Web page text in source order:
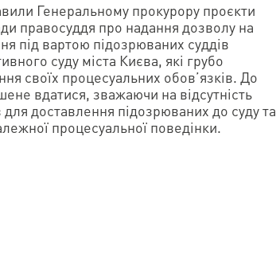
Генеральному прокурору проєкти
правосуддя про надання дозволу на
під вартою підозрюваних суддів
суду міста Києва, які грубо
своїх процесуальних обовʼязків. До
вдатися, зважаючи на відсутність
доставлення підозрюваних до суду та
процесуальної поведінки.